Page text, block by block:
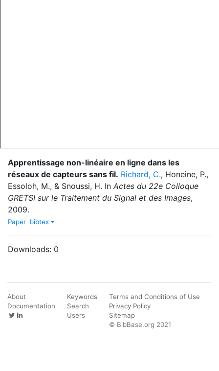
Apprentissage non-linéaire en ligne dans les
réseaux de capteurs sans fil. Richard, C., Honeine, P.,
Essoloh, M., & Snoussi, H. In Actes du 22e Colloque
GRETSI sur le Traitement du Signal et des Images,
2009.
Paper bibtex
Downloads: 0
About
Documentation
Keywords
Search
Users
Terms and Conditions of Use
Privacy Policy
Sitemap
© BibBase.org 2021